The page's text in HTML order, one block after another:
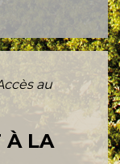
au
À LA